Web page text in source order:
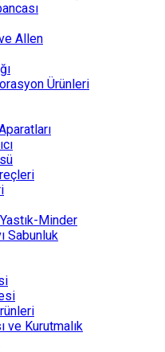
Allen
Ürünleri
Minder
Sabunluk
ve Kurutmalık